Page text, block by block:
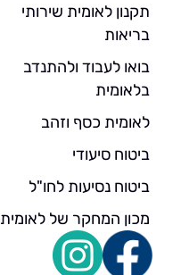
תקנון לאומית שירותי
בריאות
בואו לעבוד ולהתנדב
בלאומית
לאומית כסף וזהב
ביטוח סיעודי
ביטוח נסיעות לחו"ל
מכון המחקר של לאומית